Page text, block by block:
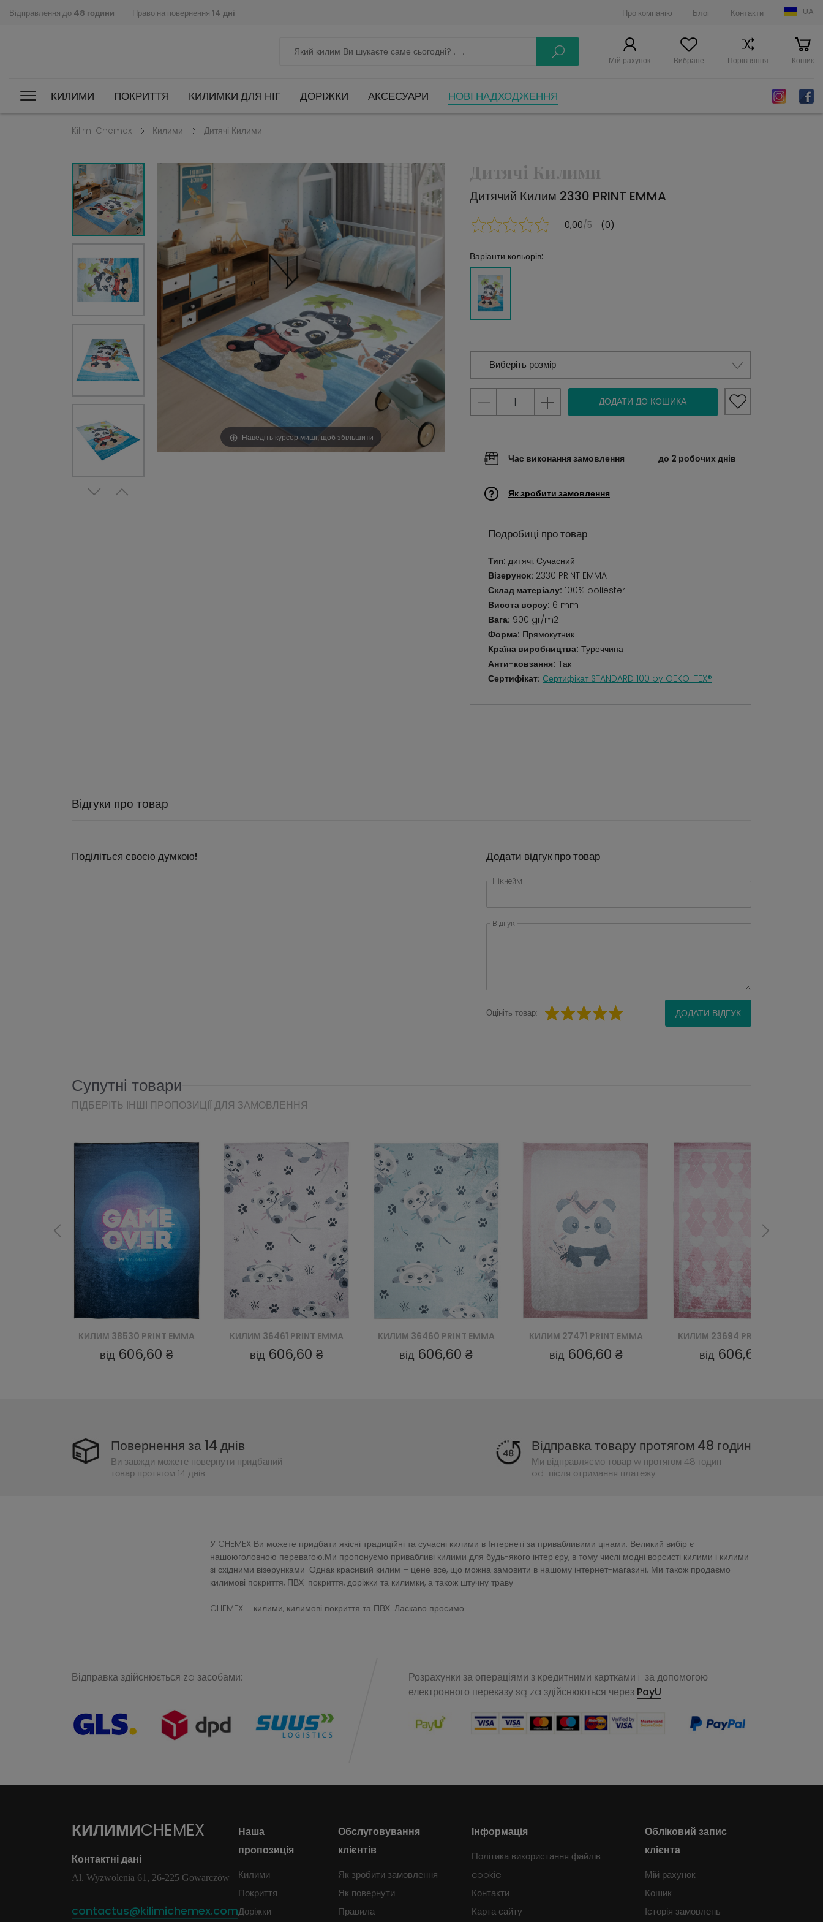
Відправлення до 48 години Право на повернення 14 дні Про компанію Блог Контакти UA
Мій рахунок Вибране Порівняння Кошик
КИЛИМИ ПОКРИТТЯ КИЛИМКИ ДЛЯ НІГ ДОРІЖКИ АКСЕСУАРИ НОВІ НАДХОДЖЕННЯ
Kilimi Chemex Килими Дитячі Килими
Наведіть курсор миші, щоб збільшити
Дитячі Килими
Дитячий Килим 2330 PRINT EMMA
0,00/5 (0)
Варіанти кольорів:
Виберіть розмір
ДОДАТИ ДО КОШИКА
Час виконання замовлення до 2 робочих днів
Як зробити замовлення
Подробиці про товар
Тип: дитячі, Сучасний
Візерунок: 2330 PRINT EMMA
Склад матеріалу: 100% poliester
Висота ворсу: 6 mm
Вага: 900 gr/m2
Форма: Прямокутник
Країна виробництва: Туреччина
Анти-ковзання: Так
Сертифікат: Сертифікат STANDARD 100 by OEKO-TEX®
Відгуки про товар
Поділіться своєю думкою! Додати відгук про товар
Нікнейм
Відгук
Оцініть товар: ДОДАТИ ВІДГУК
Супутні товари
ПІДБЕРІТЬ ІНШІ ПРОПОЗИЦІЇ ДЛЯ ЗАМОВЛЕННЯ
КИЛИМ 36461 PRINT EMMA
від 606,60 ₴
КИЛИМ 36460 PRINT EMMA
від 606,60 ₴
КИЛИМ 27471 PRINT EMMA
від 606,60 ₴
КИЛИМ 23694 PRINT EMMA
від 606,60 ₴
КИЛИМ 23691 PRINT EMMA
від 606,60 ₴
Повернення за 14 днів
Ви завжди можете повернути придбаний
товар протягом 14 днів
Відправка товару протягом 48 годин
Ми відправляємо товар w протягом 48 годин
od після отримання платежу
У CHEMEX Ви можете придбати якісні традиційні та сучасні килими в Інтернеті за привабливими цінами. Великий вибір є
нашоюголовною перевагою.Ми пропонуємо привабливі килими для будь-якого інтер'єру, в тому числі модні ворсисті килими і килими
зі східними візерунками. Однак красивий килим – цене все, що можна замовити в нашому інтернет-магазині. Ми також продаємо
килимові покриття, ПВХ-покриття, доріжки та килимки, а також штучну траву.
CHEMEX – килими, килимові покриття та ПВХ-Ласкаво просимо!
Відправка здійснюється za засобами:
Розрахунки за операціями з кредитними картками i за допомогою
електронного переказу są za здійснюються через PayU
КИЛИМИCHEMEX
Контактні дані
Al. Wyzwolenia 61, 26-225 Gowarczów
contactus@kilimichemex.com
Наша
пропозиція
Килими
Покриття
Доріжки
Обслуговування
клієнтів
Як зробити замовлення
Як повернути
Правила
Інформація
Політика використання файлів
cookie
Контакти
Карта сайту
Обліковий запис
клієнта
Мій рахунок
Кошик
Історія замовлень